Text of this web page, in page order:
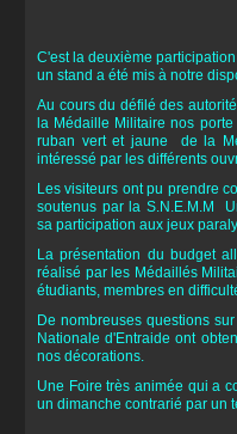
C'est la deuxième
un stand a été mis à notre
Au cours du défilé des
la Médaille Militaire nos
ruban vert et jaune de la
intéressé par les différents
Les visiteurs ont pu prendre
soutenus par la S.N.E.M.M
sa participation aux jeux
La présentation du budget
réalisé par les Médaillés
étudiants, membres en
De nombreuses questions
Nationale d'Entraide ont
nos décorations.
Une Foire très animée qui a
un dimanche contrarié par un